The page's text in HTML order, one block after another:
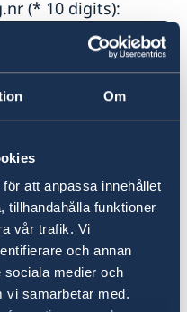
Om
att anpassa innehållet
tillhandahålla funktioner
vår trafik. Vi
och annan
sociala medier och
vi samarbetar med.
(* 10 digits):
for the